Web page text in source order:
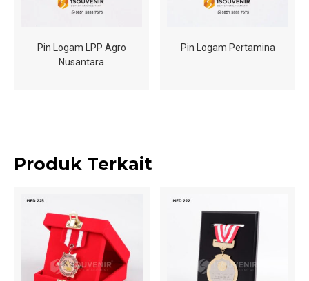
Pin Logam LPP Agro
Nusantara
Pin Logam Pertamina
Produk Terkait